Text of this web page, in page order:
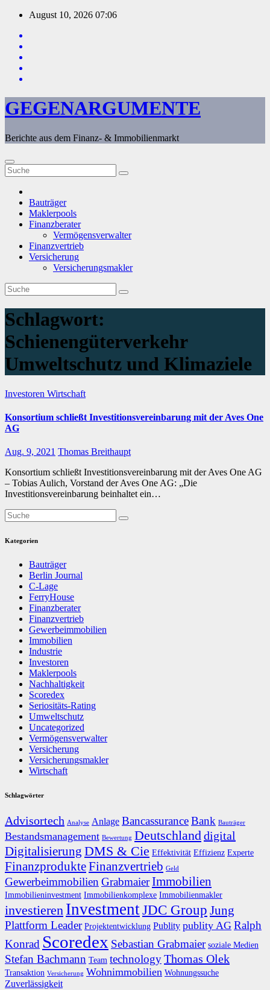
Zum
springen
August 10, 2026 07:06
GEGENARGUMENTE
Berichte aus dem Finanz- & Immobilienmarkt
Bauträger
Maklerpools
Finanzberater
Vermögensverwalter
Finanzvertrieb
Versicherung
Versicherungsmakler
Schlagwort:
Schienengüterverkehr
Umweltschutz und Klimaziele
Investoren Wirtschaft
Konsortium schließt Investitionsvereinbarung mit der Aves One
AG
Aug. 9, 2021 Thomas Breithaupt
Konsortium schließt Investitionsvereinbarung mit der Aves One AG
– Tobias Aulich, Vorstand der Aves One AG: „Die
Investitionsvereinbarung beinhaltet ein…
Kategorien
Bauträger
Berlin Journal
C-Lage
FerryHouse
Finanzberater
Finanzvertrieb
Gewerbeimmobilien
Immobilien
Industrie
Investoren
Maklerpools
Nachhaltigkeit
Scoredex
Seriositäts-Rating
Umweltschutz
Uncategorized
Vermögensverwalter
Versicherung
Versicherungsmakler
Wirtschaft
Schlagwörter
Advisortech Analyse Anlage BancassuranceBank Bauträger
Bestandsmanagement Bewertung Deutschlanddigital
Digitalisierung DMS & Cie Effektivität Effizienz Experte
FinanzprodukteFinanzvertrieb Geld
Gewerbeimmobilien GrabmaierImmobilien
Immobilieninvestment Immobilienkomplexe Immobilienmakler
investieren InvestmentJDC Group Jung
Plattform Leader Projektentwicklung Publity publity AG Ralph
Konrad Scoredex Sebastian Grabmaier soziale Medien
Stefan Bachmann Team technologyThomas Olek
Transaktion Versicherung Wohnimmobilien Wohnungssuche
Zuverlässigkeit